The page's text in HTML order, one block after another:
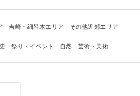
吉崎・細呂木エリア その他近郊エリア
祭り・イベント 自然 芸術・美術